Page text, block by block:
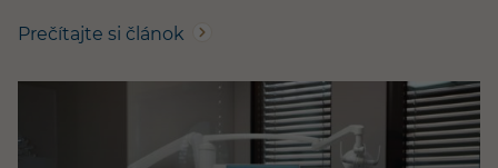
Prečítajte si článok